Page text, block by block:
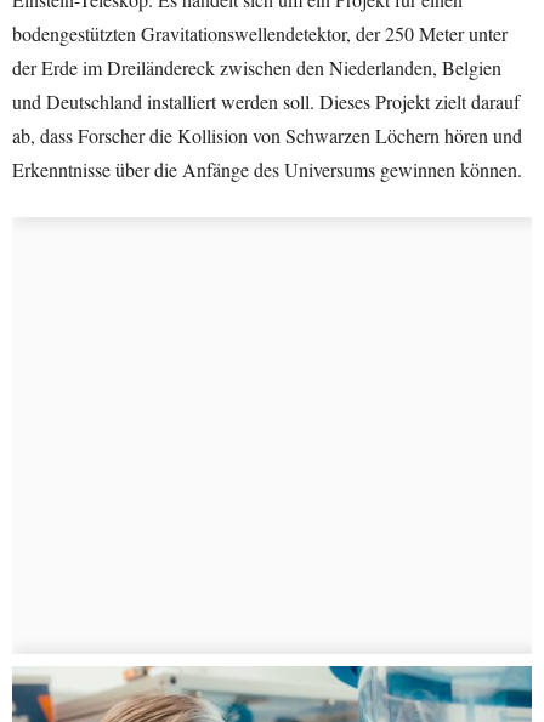
bodengestützten Gravitationswellendetektor, der 250 Meter unter
der Erde im Dreiländereck zwischen den Niederlanden, Belgien
und Deutschland installiert werden soll. Dieses Projekt zielt darauf
ab, dass Forscher die Kollision von Schwarzen Löchern hören und
Erkenntnisse über die Anfänge des Universums gewinnen können.